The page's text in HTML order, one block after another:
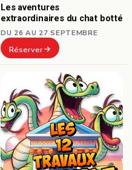
Les aventures
extraordinaires du chat botté
DU 26 AU 27 SEPTEMBRE
Réserver